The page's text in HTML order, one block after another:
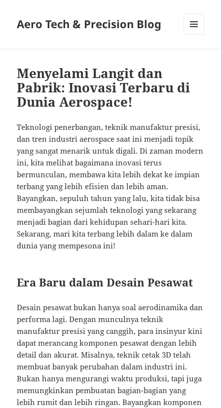
Aero Tech & Precision Blog
Menyelami Langit dan
Pabrik: Inovasi Terbaru di
Dunia Aerospace!
Teknologi penerbangan, teknik manufaktur presisi,
dan tren industri aerospace saat ini menjadi topik
yang sangat menarik untuk digali. Di zaman modern
ini, kita melihat bagaimana inovasi terus
bermunculan, membawa kita lebih dekat ke impian
terbang yang lebih efisien dan lebih aman.
Bayangkan, sepuluh tahun yang lalu, kita tidak bisa
membayangkan sejumlah teknologi yang sekarang
menjadi bagian dari kehidupan sehari-hari kita.
Sekarang, mari kita terbang lebih dalam ke dalam
dunia yang mempesona ini!
Era Baru dalam Desain Pesawat
Desain pesawat bukan hanya soal aerodinamika dan
performa lagi. Dengan munculnya teknik
manufaktur presisi yang canggih, para insinyur kini
dapat merancang komponen pesawat dengan lebih
detail dan akurat. Misalnya, teknik cetak 3D telah
membuat banyak perubahan dalam industri ini.
Bukan hanya mengurangi waktu produksi, tapi juga
memungkinkan pembuatan bagian-bagian yang
lebih rumit dan lebih ringan. Bayangkan komponen